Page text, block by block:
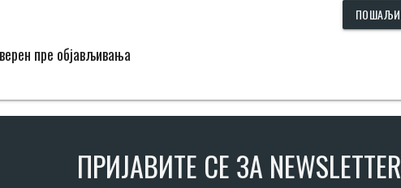
ПОШАЉИ
пре објављивања
ПРИЈАВИТЕ СЕ ЗА NEWSLETTER